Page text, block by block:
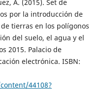
A. (2015). Set de
por la introducción de
tierras en los polígonos
del suelo, el agua y el
2015. Palacio de
electrónica. ISBN:
44108?